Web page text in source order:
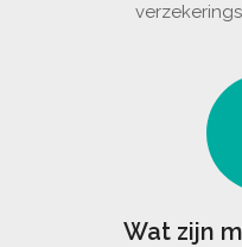
Wat zijn